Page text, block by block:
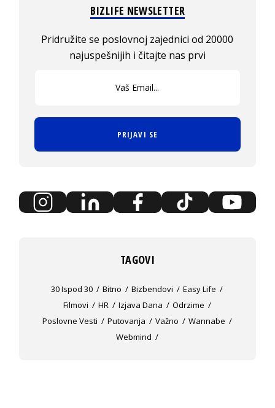
BIZLIFE NEWSLETTER
Pridružite se poslovnoj zajednici od 20000
najuspešnijih i čitajte nas prvi
PRIJAVI SE
TAGOVI
30 Ispod 30 Bitno Bizbendovi
Easy Life
Filmovi
HR Izjava Dana
Odrzime
Poslovne Vesti
Putovanja Važno
Wannabe
Webmind